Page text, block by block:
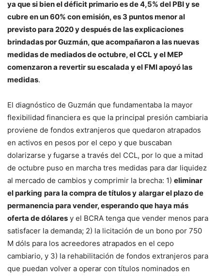
ya que si bien el déficit primario es de 4,5% del PBI y se
cubre en un 60% con emisión, es 3 puntos menor al
previsto para 2020 y después de las explicaciones
brindadas por Guzmán, que acompañaron a las nuevas
medidas de mediados de octubre, el CCL y el MEP
comenzaron a revertir su escalada y el FMI apoyó las
medidas.
El diagnóstico de Guzmán que fundamentaba la mayor
flexibilidad financiera es que la principal presión cambiaria
proviene de fondos extranjeros que quedaron atrapados
en activos en pesos por el cepo y que buscaban
dolarizarse y fugarse a través del CCL, por lo que a mitad
de octubre puso en marcha tres medidas para dar liquidez
al mercado de cambios y comprimir la brecha: 1) eliminar
el parking para la compra de títulos y alargar el plazo de
permanencia para vender, esperando que haya más
oferta de dólares y el BCRA tenga que vender menos para
satisfacer la demanda; 2) la licitación de un bono por 750
M dóls para los acreedores atrapados en el cepo
cambiario, y 3) la rehabilitación de fondos extranjeros para
que puedan volver a operar con títulos nominados en